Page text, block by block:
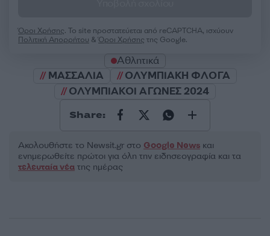
Όροι Χρήσης. Το site προστατεύεται από reCAPTCHA, ισχύουν
Πολιτική Απορρήτου &Όροι Χρήσης της Google.
Αθλητικά
ΜΑΣΣΑΛΙΑ
ΟΛΥΜΠΙΑΚΗ ΦΛΟΓΑ
ΟΛΥΜΠΙΑΚΟΙ ΑΓΩΝΕΣ 2024
Share:
Ακολουθήστε το Νewsit.gr στο Google News και
ενημερωθείτε πρώτοι για όλη την ειδησεογραφία και τα
τελευταία νέα της ημέρας